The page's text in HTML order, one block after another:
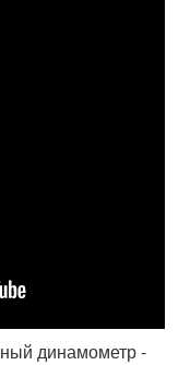
динамометр -